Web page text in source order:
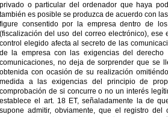
privado o particular del ordenador que haya
también es posible se produzca de acuerdo con
figure consentido por la empresa dentro de
(fiscalización del uso del correo electrónico),
control elegido afecta al secreto de las
de la empresa con las exigencias del
comunicaciones, no deja de sorprender que se
obtenida con ocasión de su realización
medida a las exigencias del principio de
comprobación de si concurre o no un interés
establece el art. 18 ET, señaladamente la de
supone admitir, obviamente, que el registro